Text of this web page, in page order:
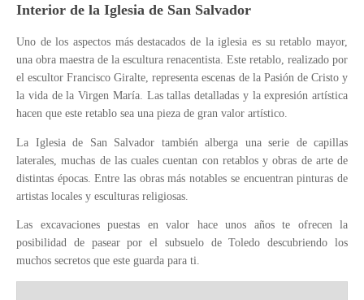
Interior de la Iglesia de San Salvador
Uno de los aspectos más destacados de la iglesia es su retablo mayor,
una obra maestra de la escultura renacentista. Este retablo, realizado por
el escultor Francisco Giralte, representa escenas de la Pasión de Cristo y
la vida de la Virgen María. Las tallas detalladas y la expresión artística
hacen que este retablo sea una pieza de gran valor artístico.
La Iglesia de San Salvador también alberga una serie de capillas
laterales, muchas de las cuales cuentan con retablos y obras de arte de
distintas épocas. Entre las obras más notables se encuentran pinturas de
artistas locales y esculturas religiosas.
Las excavaciones puestas en valor hace unos años te ofrecen la
posibilidad de pasear por el subsuelo de Toledo descubriendo los
muchos secretos que este guarda para ti.